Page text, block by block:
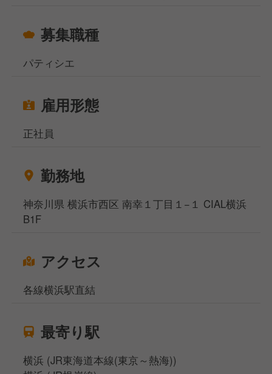
募集職種
パティシエ
雇用形態
正社員
勤務地
神奈川県 横浜市西区 南幸１丁目１−１ CIAL横浜
B1F
アクセス
各線横浜駅直結
最寄り駅
横浜 (JR東海道本線(東京～熱海))